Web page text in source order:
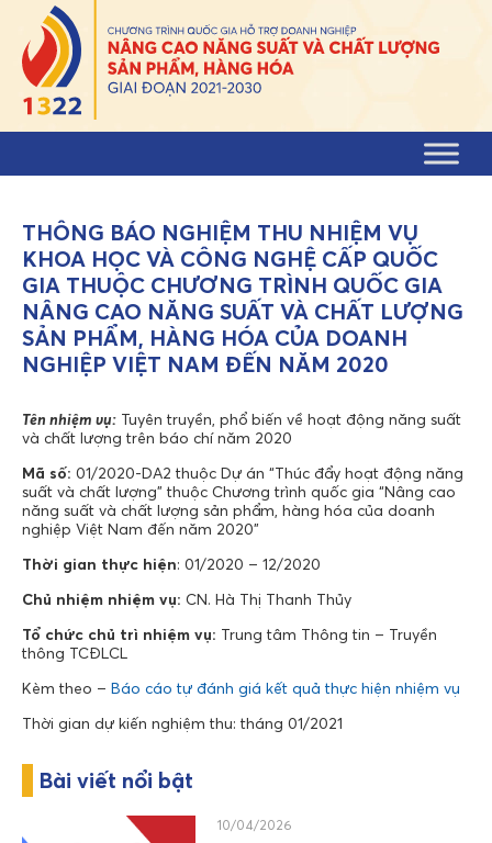
Skip to content
THÔNG BÁO NGHIỆM THU NHIỆM VỤ
KHOA HỌC VÀ CÔNG NGHỆ CẤP QUỐC
GIA THUỘC CHƯƠNG TRÌNH QUỐC GIA
NÂNG CAO NĂNG SUẤT VÀ CHẤT LƯỢNG
SẢN PHẨM, HÀNG HÓA CỦA DOANH
NGHIỆP VIỆT NAM ĐẾN NĂM 2020
Tên nhiệm vụ: Tuyên truyền, phổ biến về hoạt động năng suất
và chất lượng trên báo chí năm 2020
Mã số: 01/2020-DA2 thuộc Dự án “Thúc đẩy hoạt động năng
suất và chất lượng” thuộc Chương trình quốc gia “Nâng cao
năng suất và chất lượng sản phẩm, hàng hóa của doanh
nghiệp Việt Nam đến năm 2020”
Thời gian thực hiện: 01/2020 – 12/2020
Chủ nhiệm nhiệm vụ: CN. Hà Thị Thanh Thủy
Tổ chức chủ trì nhiệm vụ: Trung tâm Thông tin – Truyền
thông TCĐLCL
Kèm theo – Báo cáo tự đánh giá kết quả thực hiện nhiệm vụ
Thời gian dự kiến nghiệm thu: tháng 01/2021
Bài viết nổi bật
10/04/2026